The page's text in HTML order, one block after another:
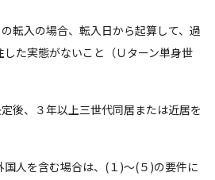
転入の場合、転入日から起算して、過
た実態がないこと（Ｕターン単身世
後、３年以上三世代同居または近居を
人を含む場合は、(１)～(５)の要件に